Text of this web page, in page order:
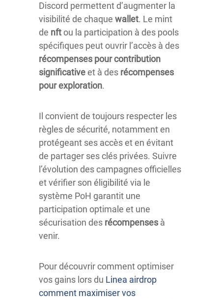
Discord permettent d’augmenter la
visibilité de chaque wallet. Le mint
de nftou la participation à des pools
spécifiques peut ouvrir l’accès à des
récompenses pour contribution
significativeet à des récompenses
pour exploration.
Il convient de toujours respecter les
règles de sécurité, notamment en
protégeant ses accès et en évitant
de partager ses clés privées. Suivre
l’évolution des campagnes officielles
et vérifier son éligibilité via le
système PoH garantit une
participation optimale et une
sécurisation des récompenses à
venir.
Pour découvrir comment optimiser
vos gains lors du Linea airdrop
comment maximiser vos